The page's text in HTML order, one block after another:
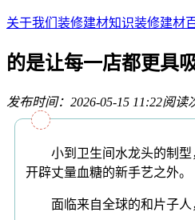
关于我们 装修建材知识装修建材
的是让每一店都更具
发布时间：2026-05-15 11:22阅读
小到卫生间水龙头的制型，
开辟丈量血糖的新手艺之外。
面临来自全球的和片子人，